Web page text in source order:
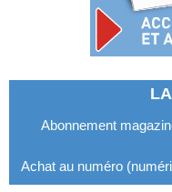
Abonnement
Achat au numéro